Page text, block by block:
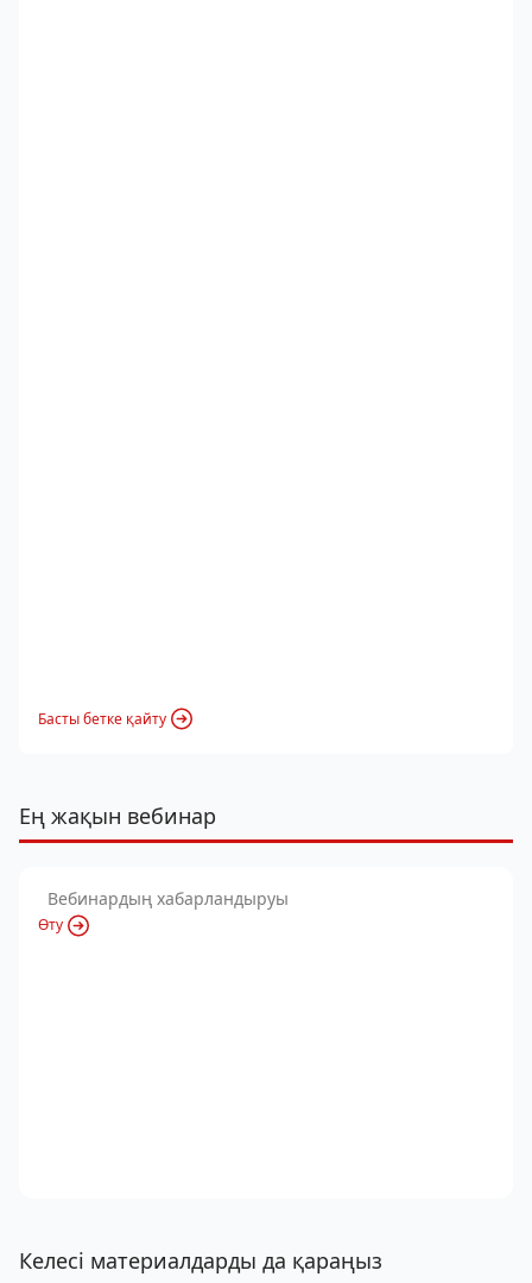
Басты бетке қайту
Ең жақын вебинар
Вебинардың хабарландыруы
Өту
Келесі материалдарды да қараңыз